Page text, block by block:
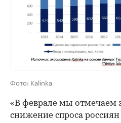
Фото: Kalinka
«В феврале мы отмечаем
снижение спроса